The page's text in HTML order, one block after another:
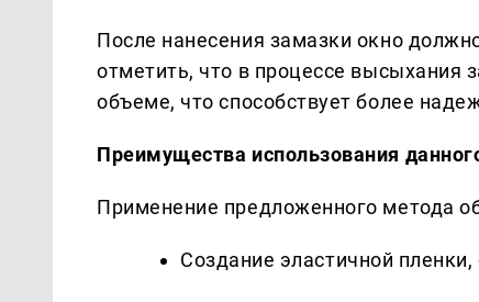
После нанесения замазки окно
отметить, что в процессе высыхания
объеме, что способствует более
Преимущества использования
Применение предложенного метода
Создание эластичной